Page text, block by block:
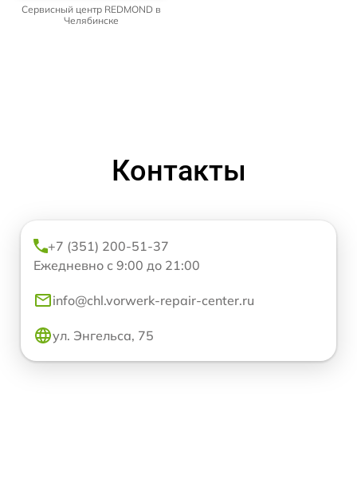
Сервисный центр REDMOND в
Челябинске
Контакты
+7 (351) 200-51-37
Ежедневно с 9:00 до 21:00
info@chl.vorwerk-repair-center.ru
ул. Энгельса, 75